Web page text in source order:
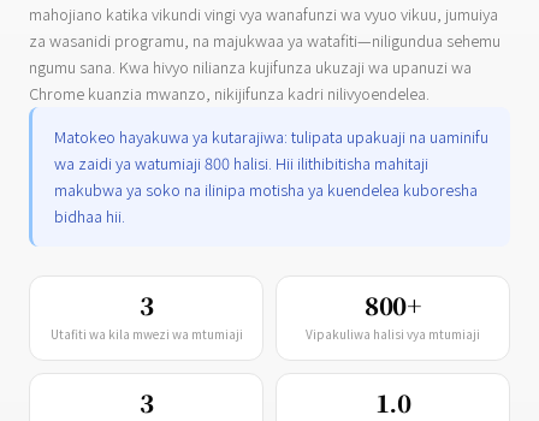
mahojiano katika vikundi vingi vya wanafunzi wa vyuo vikuu, jumuiya
za wasanidi programu, na majukwaa ya watafiti—niligundua sehemu
ngumu sana. Kwa hivyo nilianza kujifunza ukuzaji wa upanuzi wa
Chrome kuanzia mwanzo, nikijifunza kadri nilivyoendelea.
Matokeo hayakuwa ya kutarajiwa: tulipata upakuaji na uaminifu
wa zaidi ya watumiaji 800 halisi. Hii ilithibitisha mahitaji
makubwa ya soko na ilinipa motisha ya kuendelea kuboresha
bidhaa hii.
3
Utafiti wa kila mwezi wa mtumiaji
800+
Vipakuliwa halisi vya mtumiaji
3 1.0